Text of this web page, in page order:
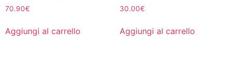
70.90€
Aggiungi al carrello
30.00€
Aggiungi al carrello